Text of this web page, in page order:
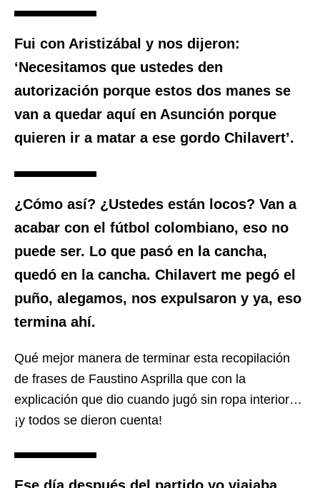
Fui con Aristizábal y nos dijeron:
‘Necesitamos que ustedes den
autorización porque estos dos manes se
van a quedar aquí en Asunción porque
quieren ir a matar a ese gordo Chilavert’.
¿Cómo así? ¿Ustedes están locos? Van a
acabar con el fútbol colombiano, eso no
puede ser. Lo que pasó en la cancha,
quedó en la cancha. Chilavert me pegó el
puño, alegamos, nos expulsaron y ya, eso
termina ahí.
Qué mejor manera de terminar esta recopilación
de frases de Faustino Asprilla que con la
explicación que dio cuando jugó sin ropa interior…
¡y todos se dieron cuenta!